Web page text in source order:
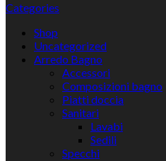
Categories
Shop
Uncategorized
Arredo Bagno
Accessori
Composizioni bagno
Piatti doccia
Sanitari
Lavabi
Sedili
Specchi